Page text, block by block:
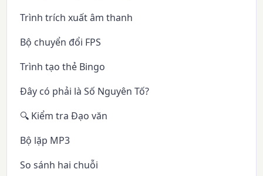
Trình trích xuất âm thanh
Bộ chuyển đổi FPS
Trình tạo thẻ Bingo
Đây có phải là Số Nguyên Tố?
🔍 Kiểm tra Đạo văn
Bộ lặp MP3
So sánh hai chuỗi